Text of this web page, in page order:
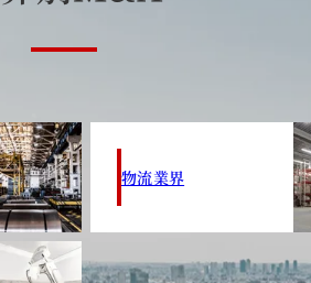
物流業界